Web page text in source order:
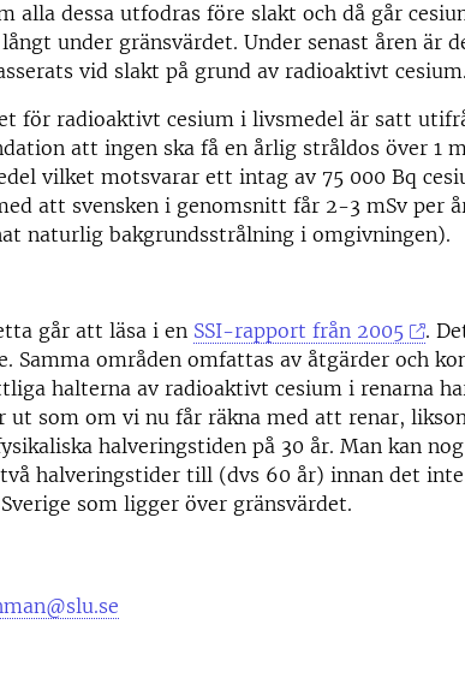
alla dessa utfodras före slakt och då går
under gränsvärdet. Under senast åren är
vid slakt på grund av radioaktivt cesium.
för radioaktivt cesium i livsmedel är satt
att ingen ska få en årlig stråldos över 1
vilket motsvarar ett intag av 75 000 Bq
att svensken i genomsnitt får 2-3 mSv per
naturlig bakgrundsstrålning i omgivningen).
går att läsa i en SSI-rapport från 2005
.
Samma områden omfattas av åtgärder och
halterna av radioaktivt cesium i renarna
ut som om vi nu får räkna med att renar,
halveringstiden på 30 år. Man kan
halveringstider till (dvs 60 år) innan det
som ligger över gränsvärdet.